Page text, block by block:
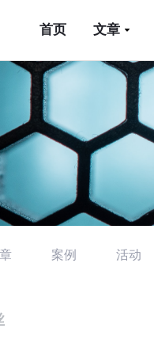
首页 文章
案例 活动